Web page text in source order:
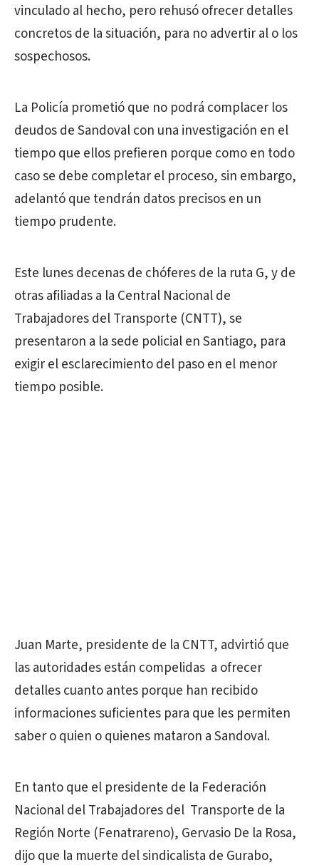
vinculado al hecho, pero rehusó ofrecer detalles
concretos de la situación, para no advertir al o los
sospechosos.
La Policía prometió que no podrá complacer los
deudos de Sandoval con una investigación en el
tiempo que ellos prefieren porque como en todo
caso se debe completar el proceso, sin embargo,
adelantó que tendrán datos precisos en un
tiempo prudente.
Este lunes decenas de chóferes de la ruta G, y de
otras afiliadas a la Central Nacional de
Trabajadores del Transporte (CNTT), se
presentaron a la sede policial en Santiago, para
exigir el esclarecimiento del paso en el menor
tiempo posible.
Juan Marte, presidente de la CNTT, advirtió que
las autoridades están compelidas a ofrecer
detalles cuanto antes porque han recibido
informaciones suficientes para que les permiten
saber o quien o quienes mataron a Sandoval.
En tanto que el presidente de la Federación
Nacional del Trabajadores del Transporte de la
Región Norte (Fenatrareno), Gervasio De la Rosa,
dijo que la muerte del sindicalista de Gurabo,